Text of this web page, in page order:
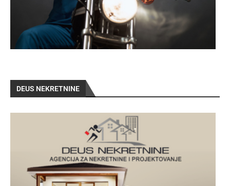
DEUS NEKRETNINE